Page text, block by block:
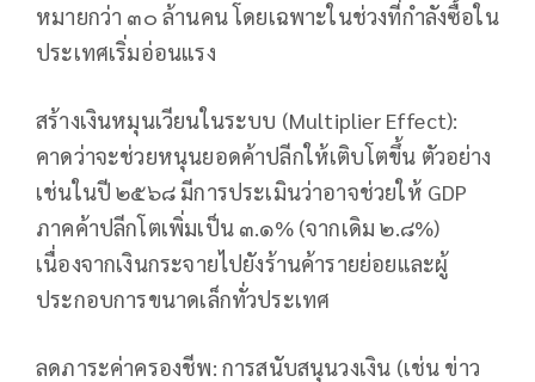
หมายกว่า ๓๐ ล้านคน โดยเฉพาะในช่วงที่กำลังซื้อใน
ประเทศเริ่มอ่อนแรง
สร้างเงินหมุนเวียนในระบบ (Multiplier Effect):
คาดว่าจะช่วยหนุนยอดค้าปลีกให้เติบโตขึ้น ตัวอย่าง
เช่นในปี ๒๕๖๘ มีการประเมินว่าอาจช่วยให้ GDP
ภาคค้าปลีกโตเพิ่มเป็น ๓.๑% (จากเดิม ๒.๘%)
เนื่องจากเงินกระจายไปยังร้านค้ารายย่อยและผู้
ประกอบการขนาดเล็กทั่วประเทศ
ลดภาระค่าครองชีพ: การสนับสนุนวงเงิน (เช่น ข่าว